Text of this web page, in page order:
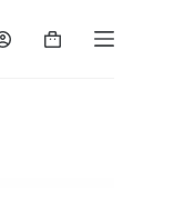
Shopping